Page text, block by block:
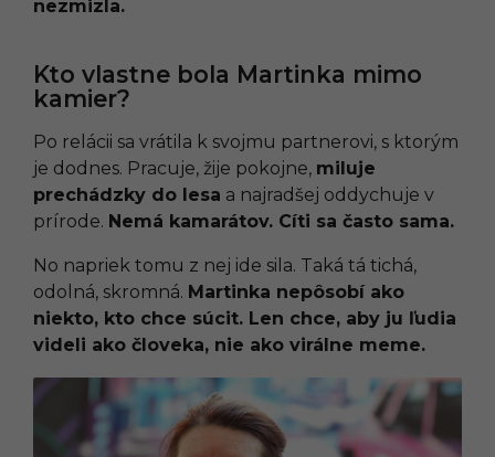
nezmizla.
Kto vlastne bola Martinka mimo
kamier?
Po relácii sa vrátila k svojmu partnerovi, s ktorým
je dodnes. Pracuje, žije pokojne, miluje
prechádzky do lesa a najradšej oddychuje v
prírode. Nemá kamarátov. Cíti sa často sama.
No napriek tomu z nej ide sila. Taká tá tichá,
odolná, skromná. Martinka nepôsobí ako
niekto, kto chce súcit. Len chce, aby ju ľudia
videli ako človeka, nie ako virálne meme.